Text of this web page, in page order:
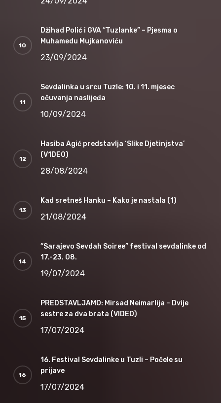
Džihad Polić i GVA “Tuzlanke” – Pjesma o
Muhamedu Mujkanoviću
23/09/2024
Sevdalinka u srcu Tuzle: 10. i 11. mjesec
očuvanja naslijeđa
10/09/2024
Hasiba Agić predstavlja ‘Slike Djetinjstva’
(V1DEO)
28/08/2024
Kad sretneš Hanku – Kako je nastala (1)
21/08/2024
“Sarajevo Sevdah Soiree” festival sevdalinke od
17.-23. 08.
19/07/2024
PREDSTAVLJAMO: Mirsad Neimarlija – Dvije
sestre za dva brata (VIDEO)
17/07/2024
16. Festival Sevdalinke u Tuzli – Počele su
prijave
17/07/2024